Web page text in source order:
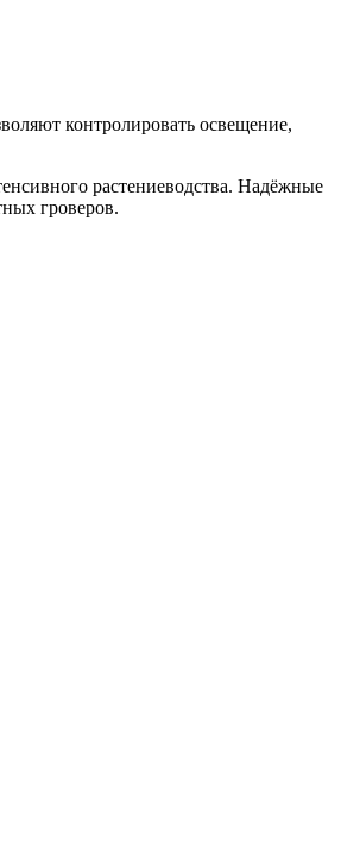
контролировать освещение,
растениеводства. Надёжные
гроверов.